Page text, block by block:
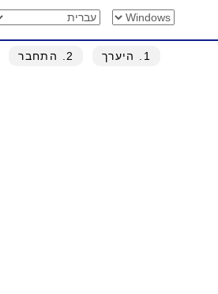
1 . היערך 2 . התחבר